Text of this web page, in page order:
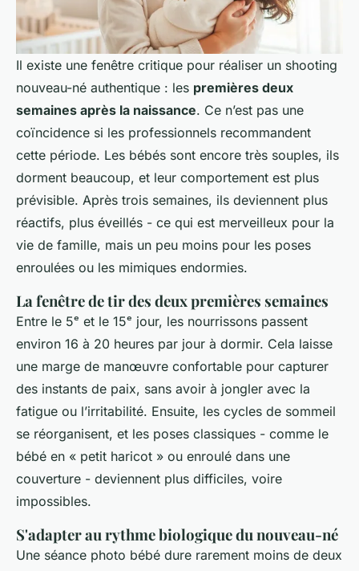
Il existe une fenêtre critique pour réaliser un shooting
nouveau-né authentique : les premières deux
semaines après la naissance. Ce n’est pas une
coïncidence si les professionnels recommandent
cette période. Les bébés sont encore très souples, ils
dorment beaucoup, et leur comportement est plus
prévisible. Après trois semaines, ils deviennent plus
réactifs, plus éveillés - ce qui est merveilleux pour la
vie de famille, mais un peu moins pour les poses
enroulées ou les mimiques endormies.
La fenêtre de tir des deux premières semaines
Entre le 5ᵉ et le 15ᵉ jour, les nourrissons passent
environ 16 à 20 heures par jour à dormir. Cela laisse
une marge de manœuvre confortable pour capturer
des instants de paix, sans avoir à jongler avec la
fatigue ou l’irritabilité. Ensuite, les cycles de sommeil
se réorganisent, et les poses classiques - comme le
bébé en « petit haricot » ou enroulé dans une
couverture - deviennent plus difficiles, voire
impossibles.
S'adapter au rythme biologique du nouveau-né
Une séance photo bébé dure rarement moins de deux